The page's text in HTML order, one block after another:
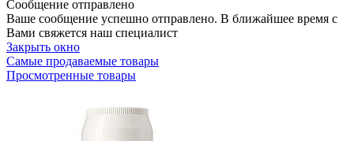
Сообщение отправлено
Ваше сообщение успешно отправлено. В ближайшее время с
Вами свяжется наш специалист
Закрыть окно
Самые продаваемые товары
Просмотренные товары